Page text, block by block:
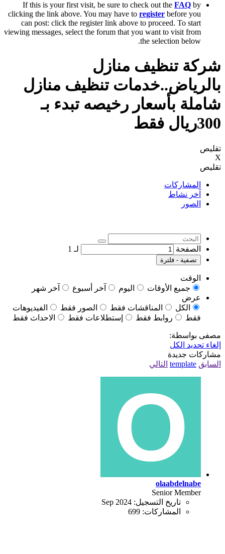
If this is your first visit, be sure to check out the FAQ by
clicking the link above. You may have to register before you
can post: click the register link above to proceed. To start
viewing messages, select the forum that you want to visit from
the selection below.
شركة تنظيف منازل
بالرياض..خدمات تنظيف منازل
شاملة بأسعار رخيصه تبدء بـ
300ريال فقط
تقليص
X
تقليص
المشاركات
آخر نشاط
الصور
الصفحة لـ 1
تصفية - فلترة
الوقت
جميع الأوقات
اليوم آخر أسبوع
آخر شهر
عرض
الكل
المناقشات فقط الصور فقط
الفيديوهات
فقط
روابط فقط إستطلاعات فقط الاحداث فقط
مصفى بواسطة:
إلغاء تحديد الكل
مشاركات جديدة
السابق template التالي
olaabdelnabe
Senior Member
تاريخ التسجيل: Sep 2024
المشاركات: 699